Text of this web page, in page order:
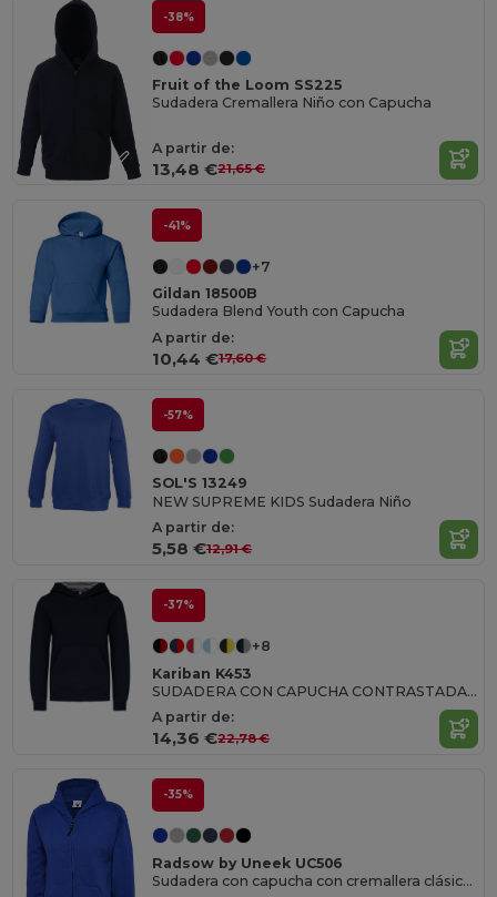
-38%
Fruit of the Loom SS225
Sudadera Cremallera Niño con Capucha
A partir de:
13,48 €21,65 €
-41%
+7
Gildan 18500B
Sudadera Blend Youth con Capucha
A partir de:
10,44 €17,60 €
-57%
SOL'S 13249
NEW SUPREME KIDS Sudadera Niño
A partir de:
5,58 €12,91 €
-37%
+8
Kariban K453
SUDADERA CON CAPUCHA CONTRASTADA PARA NIÑO
A partir de:
14,36 €22,78 €
-35%
Radsow by Uneek UC506
Sudadera con capucha con cremallera clásica para niños